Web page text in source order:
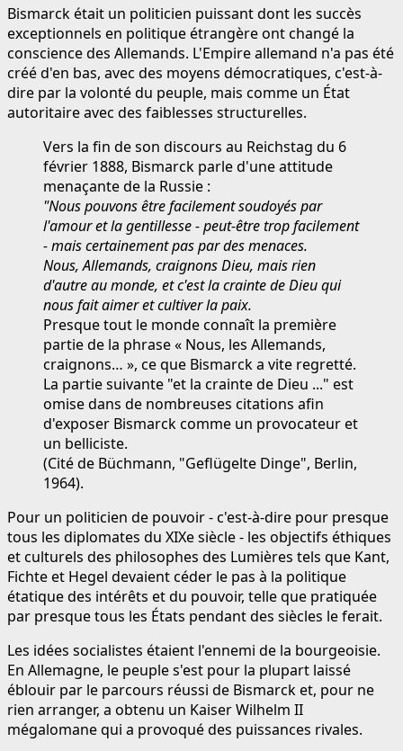
Bismarck était un politicien puissant dont les succès
exceptionnels en politique étrangère ont changé la
conscience des Allemands. L'Empire allemand n'a pas été
créé d'en bas, avec des moyens démocratiques, c'est-à-
dire par la volonté du peuple, mais comme un État
autoritaire avec des faiblesses structurelles.
Vers la fin de son discours au Reichstag du 6
février 1888, Bismarck parle d'une attitude
menaçante de la Russie :
"Nous pouvons être facilement soudoyés par
l'amour et la gentillesse - peut-être trop facilement
- mais certainement pas par des menaces.
Nous, Allemands, craignons Dieu, mais rien
d'autre au monde, et c'est la crainte de Dieu qui
nous fait aimer et cultiver la paix.
Presque tout le monde connaît la première
partie de la phrase « Nous, les Allemands,
craignons… », ce que Bismarck a vite regretté.
La partie suivante "et la crainte de Dieu ..." est
omise dans de nombreuses citations afin
d'exposer Bismarck comme un provocateur et
un belliciste.
(Cité de Büchmann, "Geflügelte Dinge", Berlin,
1964).
Pour un politicien de pouvoir - c'est-à-dire pour presque
tous les diplomates du XIXe siècle - les objectifs éthiques
et culturels des philosophes des Lumières tels que Kant,
Fichte et Hegel devaient céder le pas à la politique
étatique des intérêts et du pouvoir, telle que pratiquée
par presque tous les États pendant des siècles le ferait.
Les idées socialistes étaient l'ennemi de la bourgeoisie.
En Allemagne, le peuple s'est pour la plupart laissé
éblouir par le parcours réussi de Bismarck et, pour ne
rien arranger, a obtenu un Kaiser Wilhelm II
mégalomane qui a provoqué des puissances rivales.